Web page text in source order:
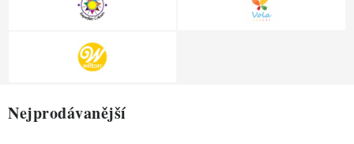
Nepřevzetí zásilky na dobírku
Nejprodávanější